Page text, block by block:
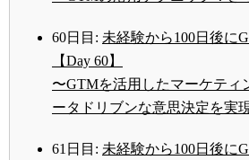
60日目: 未経験から100日後に
【Day 60】
〜GTMを活用したマーケティ
ータドリブンな意思決定を実
61日目: 未経験から100日後に